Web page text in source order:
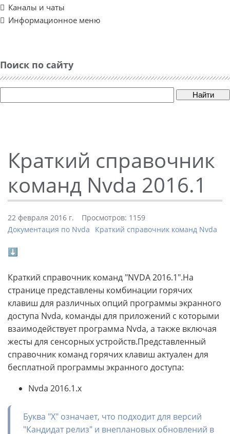
Каналы и чаты
Информационное меню
Поиск по сайту
Найти
Краткий справочник
команд Nvda 2016.1
22 февраля 2016 г.
Просмотров: 1159
Документация по Nvda
Краткий справочник команд Nvda
⬇
Краткий справочник команд "NVDA 2016.1".На
странице представлены комбинации горячих
клавиш для различных опций программы экранного
доступа Nvda, команды для приложений с которыми
взаимодействует программа Nvda, а также включая
жесты для сенсорных устройств.Представленный
справочник команд горячих клавиш актуален для
бесплатной программы экранного доступа:
Nvda 2016.1.x
Буква "X" означает, что подходит для версий
"Кандидат релиз" и внеплановых обновлений в